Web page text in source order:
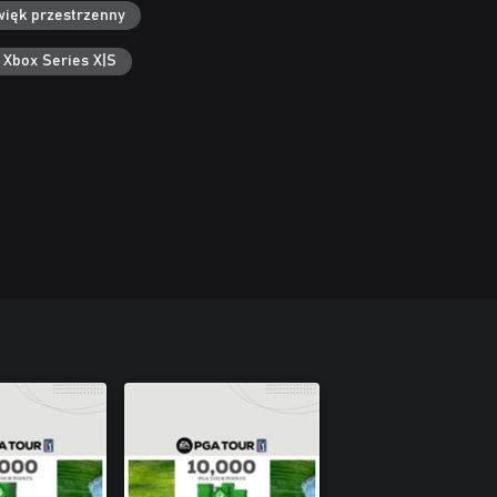
przestrzenny
Series X|S